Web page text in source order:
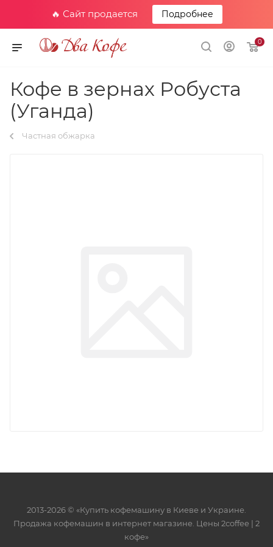
🔥 Сайт продается Подробнее
0
Кофе в зернах Робуста
(Уганда)
Частная обжарка
2013-2026 © «Купить кофемашину в Киеве и Украине.
Продажа кофемашин в интернет магазине. Цены 2сoffee | 2
кофе»